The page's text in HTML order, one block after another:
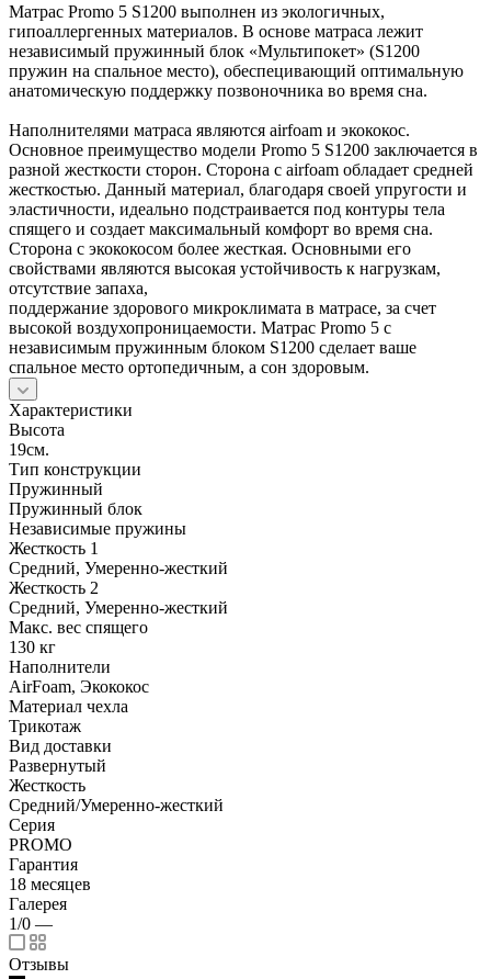
Матрас Promo 5 S1200 выполнен из экологичных,
гипоаллергенных материалов. В основе матраса лежит
независимый пружинный блок «Мультипокет» (S1200
пружин на спальное место), обеспецивающий оптимальную
анатомическую поддержку позвоночника во время сна.
Наполнителями матраса являются airfoam и экококос.
Основное преимущество модели Promo 5 S1200 заключается в
разной жесткости сторон. Сторона с airfoam обладает средней
жесткостью. Данный материал, благодаря своей упругости и
эластичности, идеально подстраивается под контуры тела
спящего и создает максимальный комфорт во время сна.
Сторона с экококосом более жесткая. Основными его
свойствами являются высокая устойчивость к нагрузкам,
отсутствие запаха,
поддержание здорового микроклимата в матрасе, за счет
высокой воздухопроницаемости. Матрас Promo 5 с
независимым пружинным блоком S1200 сделает ваше
спальное место ортопедичным, а сон здоровым.
Характеристики
Высота
19см.
Тип конструкции
Пружинный
Пружинный блок
Независимые пружины
Жесткость 1
Средний, Умеренно-жесткий
Жесткость 2
Средний, Умеренно-жесткий
Макс. вес спящего
130 кг
Наполнители
AirFoam, Экококос
Материал чехла
Трикотаж
Вид доставки
Развернутый
Жесткость
Средний/Умеренно-жесткий
Серия
PROMO
Гарантия
18 месяцев
Галерея
1/0 —
Отзывы